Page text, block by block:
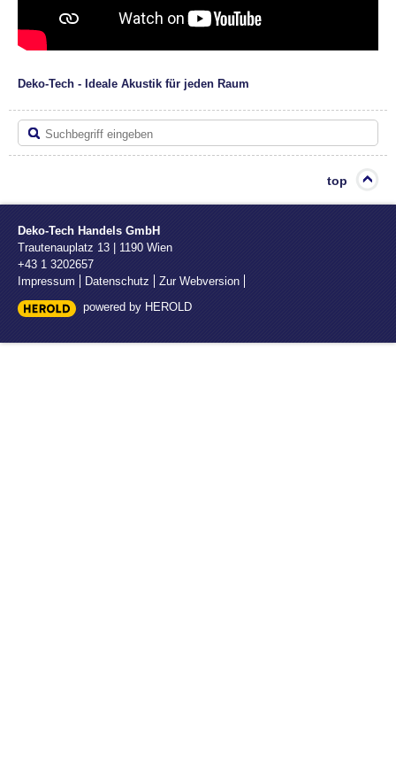
Deko-Tech - Ideale Akustik für jeden Raum
top
Deko-Tech Handels GmbH
Trautenauplatz 13
1190 Wien
+43 1 3202657
Impressum
Datenschutz
Zur Webversion
powered by HEROLD